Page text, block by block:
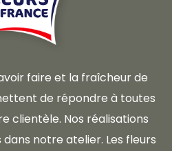
faire et la fraîcheur de
de répondre à toutes
clientèle. Nos réalisations
notre atelier. Les fleurs